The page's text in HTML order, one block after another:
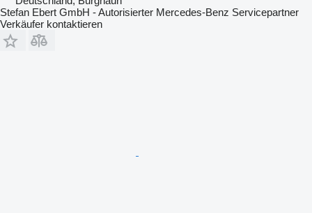
Stefan Ebert GmbH - Autorisierter Mercedes-Benz Servicepartner
Verkäufer kontaktieren